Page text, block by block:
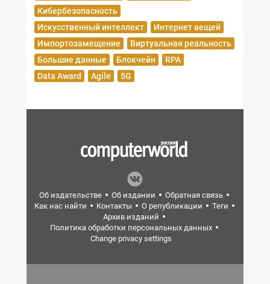
Кибербезопасность
Искусственный интеллект
Интернет вещей
Импортозамещение
Виртуальная реальность
Большие данные
Блокчейн
RPA
Data Award
Agile 5G
Об издательстве Об издании
Обратная связь
Как нас найти
Контакты О републикации
Теги
Архив изданий
Политика обработки персональных данных
Change privacy settings